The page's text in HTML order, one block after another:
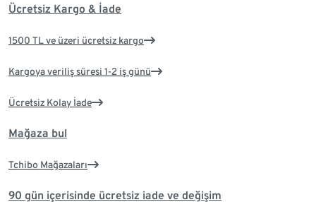
Ücretsiz Kargo & İade
1500 TL ve üzeri ücretsiz kargo
Kargoya veriliş süresi 1-2 iş günü
Ücretsiz Kolay İade
Mağaza bul
Tchibo Mağazaları
90 gün içerisinde ücretsiz iade ve değişim